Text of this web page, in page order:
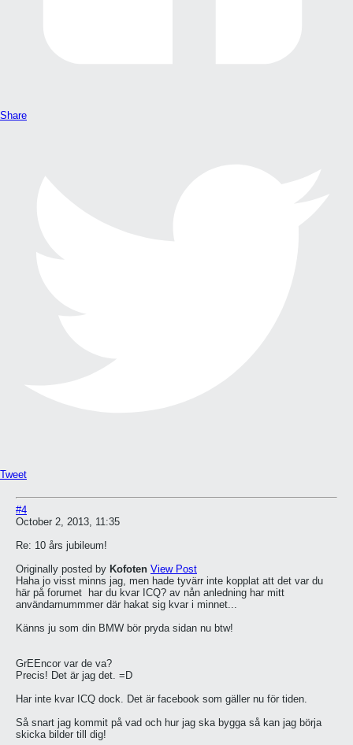
Share
Tweet
#4
October 2, 2013, 11:35
Re: 10 års jubileum!
Originally posted by Kofoten View Post
Haha jo visst minns jag, men hade tyvärr inte kopplat att det var du
här på forumet har du kvar ICQ? av nån anledning har mitt
användarnummmer där hakat sig kvar i minnet...
Känns ju som din BMW bör pryda sidan nu btw!
GrEEncor var de va?
Precis! Det är jag det. =D
Har inte kvar ICQ dock. Det är facebook som gäller nu för tiden.
Så snart jag kommit på vad och hur jag ska bygga så kan jag börja
skicka bilder till dig!